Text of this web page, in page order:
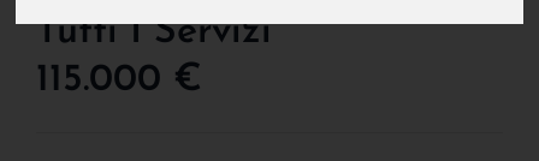
Tutti I Servizi
115.000 €